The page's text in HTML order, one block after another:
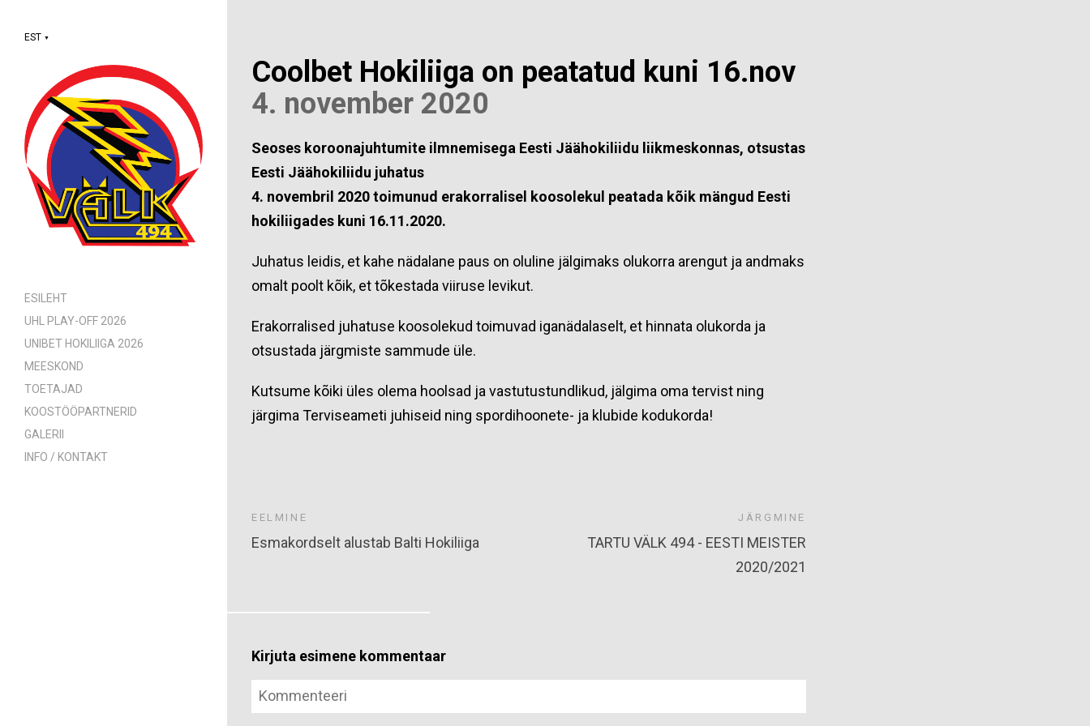
EST ▼
ESILEHT
UHL PLAY-OFF 2026
UNIBET HOKILIIGA 2026
MEESKOND
TOETAJAD
KOOSTÖÖPARTNERID
GALERII
INFO / KONTAKT
Coolbet Hokiliiga on peatatud kuni 16.nov
4. november 2020
Seoses koroonajuhtumite ilmnemisega Eesti Jäähokiliidu liikmeskonnas, otsustas
Eesti Jäähokiliidu juhatus
4. novembril 2020 toimunud erakorralisel koosolekul peatada kõik mängud Eesti
hokiliigades kuni 16.11.2020.
Juhatus leidis, et kahe nädalane paus on oluline jälgimaks olukorra arengut ja andmaks
omalt poolt kõik, et tõkestada viiruse levikut.
Erakorralised juhatuse koosolekud toimuvad iganädalaselt, et hinnata olukorda ja
otsustada järgmiste sammude üle.
Kutsume kõiki üles olema hoolsad ja vastutustundlikud, jälgima oma tervist ning
järgima Terviseameti juhiseid ning spordihoonete- ja klubide kodukorda!
EELMINE
Esmakordselt alustab Balti Hokiliiga
JÄRGMINE
TARTU VÄLK 494 - EESTI MEISTER
2020/2021
Kirjuta esimene kommentaar